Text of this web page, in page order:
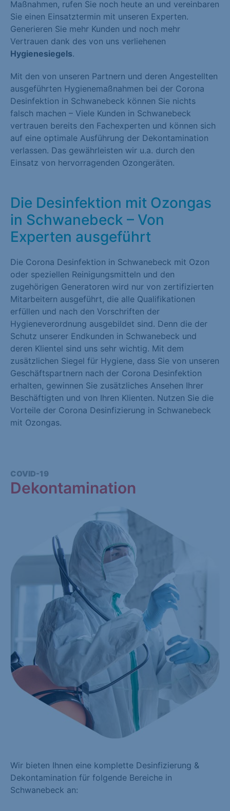
Maßnahmen, rufen Sie noch heute an und vereinbaren
Sie einen Einsatztermin mit unseren Experten.
Generieren Sie mehr Kunden und noch mehr
Vertrauen dank des von uns verliehenen
Hygienesiegels.
Mit den von unseren Partnern und deren Angestellten
ausgeführten Hygienemaßnahmen bei der Corona
Desinfektion in Schwanebeck können Sie nichts
falsch machen – Viele Kunden in Schwanebeck
vertrauen bereits den Fachexperten und können sich
auf eine optimale Ausführung der Dekontamination
verlassen. Das gewährleisten wir u.a. durch den
Einsatz von hervorragenden Ozongeräten.
Die Desinfektion mit Ozongas
in Schwanebeck – Von
Experten ausgeführt
Die Corona Desinfektion in Schwanebeck mit Ozon
oder speziellen Reinigungsmitteln und den
zugehörigen Generatoren wird nur von zertifizierten
Mitarbeitern ausgeführt, die alle Qualifikationen
erfüllen und nach den Vorschriften der
Hygieneverordnung ausgebildet sind. Denn die der
Schutz unserer Endkunden in Schwanebeck und
deren Klientel sind uns sehr wichtig. Mit dem
zusätzlichen Siegel für Hygiene, dass Sie von unseren
Geschäftspartnern nach der Corona Desinfektion
erhalten, gewinnen Sie zusätzliches Ansehen Ihrer
Beschäftigten und von Ihren Klienten. Nutzen Sie die
Vorteile der Corona Desinfizierung in Schwanebeck
mit Ozongas.
COVID-19
Dekontamination
Wir bieten Ihnen eine komplette Desinfizierung &
Dekontamination für folgende Bereiche in
Schwanebeck an: